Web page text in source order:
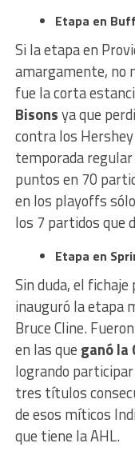
Etapa en
Si la etapa en
amargamente, no
fue la corta
Bisonsya que
contra los
temporada regular
puntos en 70
en los playoffs
los 7 partidos que
Etapa en
Sin duda, el
inauguró la etapa
Bruce Cline.
en las que ganó la
logrando
tres títulos
de esos míticos
que tiene la AHL.